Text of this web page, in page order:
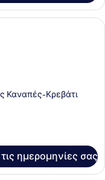
δωμάτιο
Καναπές-Κρεβάτι
ημερομηνίες σας